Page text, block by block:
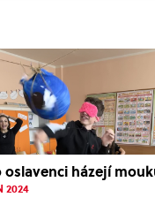
oslavenci házejí
2024